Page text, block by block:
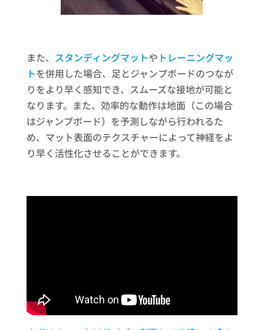
また、 スタンディングマットや トレーニングマッ
トを併用した場合、足とジャンプボードのつなが
りをより早く感知でき、スムーズな接地が可能と
なります。また、効率的な動作は地面（この場合
はジャンプボード）を予測しながら行われるた
め、マット表面のテクスチャーによって神経をよ
り早く活性化させることができます。